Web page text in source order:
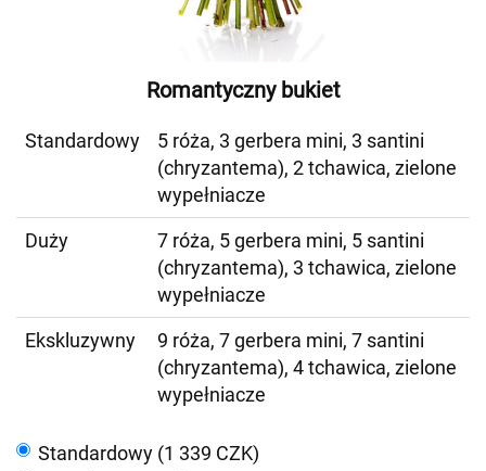
Romantyczny bukiet
Standardowy
5 róża, 3 gerbera mini, 3 santini
(chryzantema), 2 tchawica, zielone
wypełniacze
Duży
7 róża, 5 gerbera mini, 5 santini
(chryzantema), 3 tchawica, zielone
wypełniacze
Ekskluzywny
9 róża, 7 gerbera mini, 7 santini
(chryzantema), 4 tchawica, zielone
wypełniacze
Standardowy (1 339 CZK)